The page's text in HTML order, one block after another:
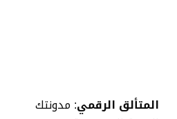
المتألق الرقمي: مدونتك